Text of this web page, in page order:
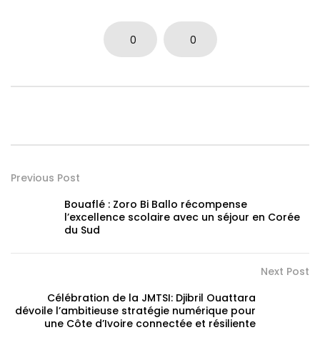
0 0
Previous Post
Bouaflé : Zoro Bi Ballo récompense
l’excellence scolaire avec un séjour en Corée
du Sud
Next Post
Célébration de la JMTSI: Djibril Ouattara
dévoile l’ambitieuse stratégie numérique pour
une Côte d’Ivoire connectée et résiliente